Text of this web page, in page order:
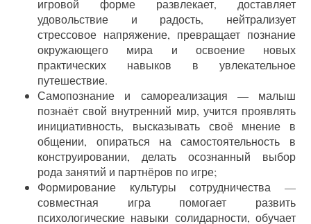
игровой форме развлекает, доставляет
удовольствие и радость, нейтрализует
стрессовое напряжение, превращает познание
окружающего мира и освоение новых
практических навыков в увлекательное
путешествие.
Самопознание и самореализация — малыш
познаёт свой внутренний мир, учится проявлять
инициативность, высказывать своё мнение в
общении, опираться на самостоятельность в
конструировании, делать осознанный выбор
рода занятий и партнёров по игре;
Формирование культуры сотрудничества —
совместная игра помогает развить
психологические навыки солидарности, обучает